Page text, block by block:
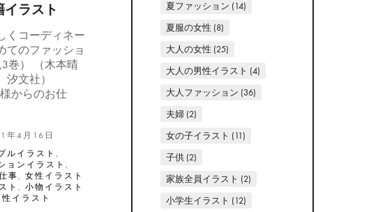
イラスト
くコーディネー
てのファッショ
巻） （木本晴
汐文社）
からのお仕
年4月16日
ルイラスト ,
ョンイラスト ,
事 ,女性イラスト
ト ,小物イラスト
性イラスト
夏ファッション (14)
夏服の女性 (8)
大人の女性 (25)
大人の男性イラスト (4)
大人ファッション (36)
夫婦(2)
女の子イラスト (11)
子供(2)
家族全員イラスト (2)
小学生イラスト (12)